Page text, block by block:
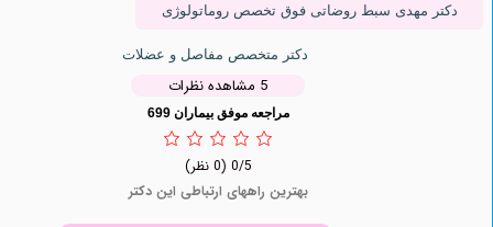
مهدی سبط روضاتی فوق تخصص روماتولوژی
دکتر متخصص مفاصل و عضلات
مراجعه موفق بیماران 699
بهترین راههای ارتباطی این دکتر